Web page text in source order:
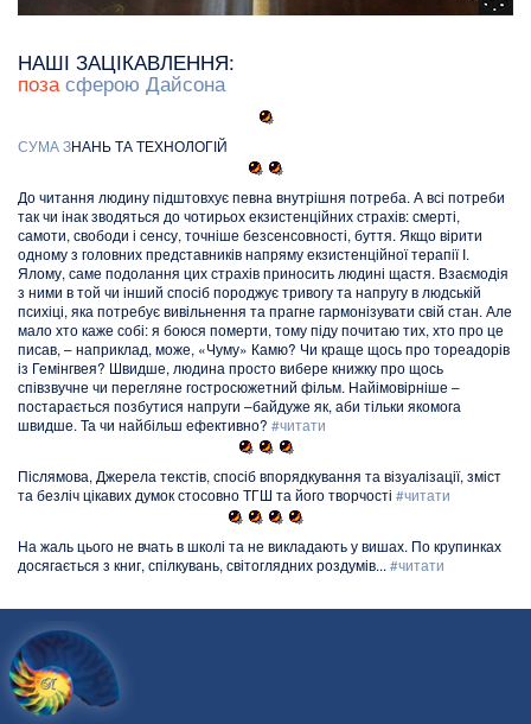
НАШІ ЗАЦІКАВЛЕННЯ:
позасферою Дайсона
СУМАЗНАНЬ ТА ТЕХНОЛОГІЙ
До читання людину підштовхує певна внутрішня потреба. А всі потреби
так чи інак зводяться до чотирьох екзистенційних страхів: смерті,
самоти, свободи і сенсу, точніше безсенсовності, буття. Якщо вірити
одному з головних представників напряму екзистенційної терапії І.
Ялому, саме подолання цих страхів приносить людині щастя. Взаємодія
з ними в той чи інший спосіб породжує тривогу та напругу в людській
психіці, яка потребує вивільнення та прагне гармонізувати свій стан. Але
мало хто каже собі: я боюся померти, тому піду почитаю тих, хто про це
писав, – наприклад, може, «Чуму» Камю? Чи краще щось про тореадорів
із Гемінгвея? Швидше, людина просто вибере книжку про щось
співзвучне чи перегляне гостросюжетний фільм. Найімовірніше –
постарається позбутися напруги –байдуже як, аби тільки якомога
швидше. Та чи найбільш ефективно? #читати
Післямова, Джерела текстів, спосіб впорядкування та візуалізації, зміст
та безліч цікавих думок стосовно ТГШ та його творчості #читати
На жаль цього не вчать в школі та не викладають у вишах. По крупинках
досягається з книг, спілкувань, світоглядних роздумів...#читати